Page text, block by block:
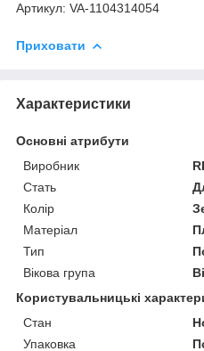
Артикул: VA-1104314054
Приховати
Характеристики
Основні атрибути
Виробник
Стать
Колір
Матеріал
Тип
Вікова група
Користувальницькі
Стан
Упаковка